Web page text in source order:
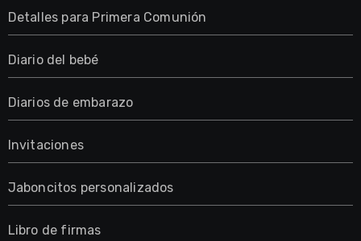
Detalles para Primera Comunión
Diario del bebé
Diarios de embarazo
Invitaciones
Jaboncitos personalizados
Libro de firmas